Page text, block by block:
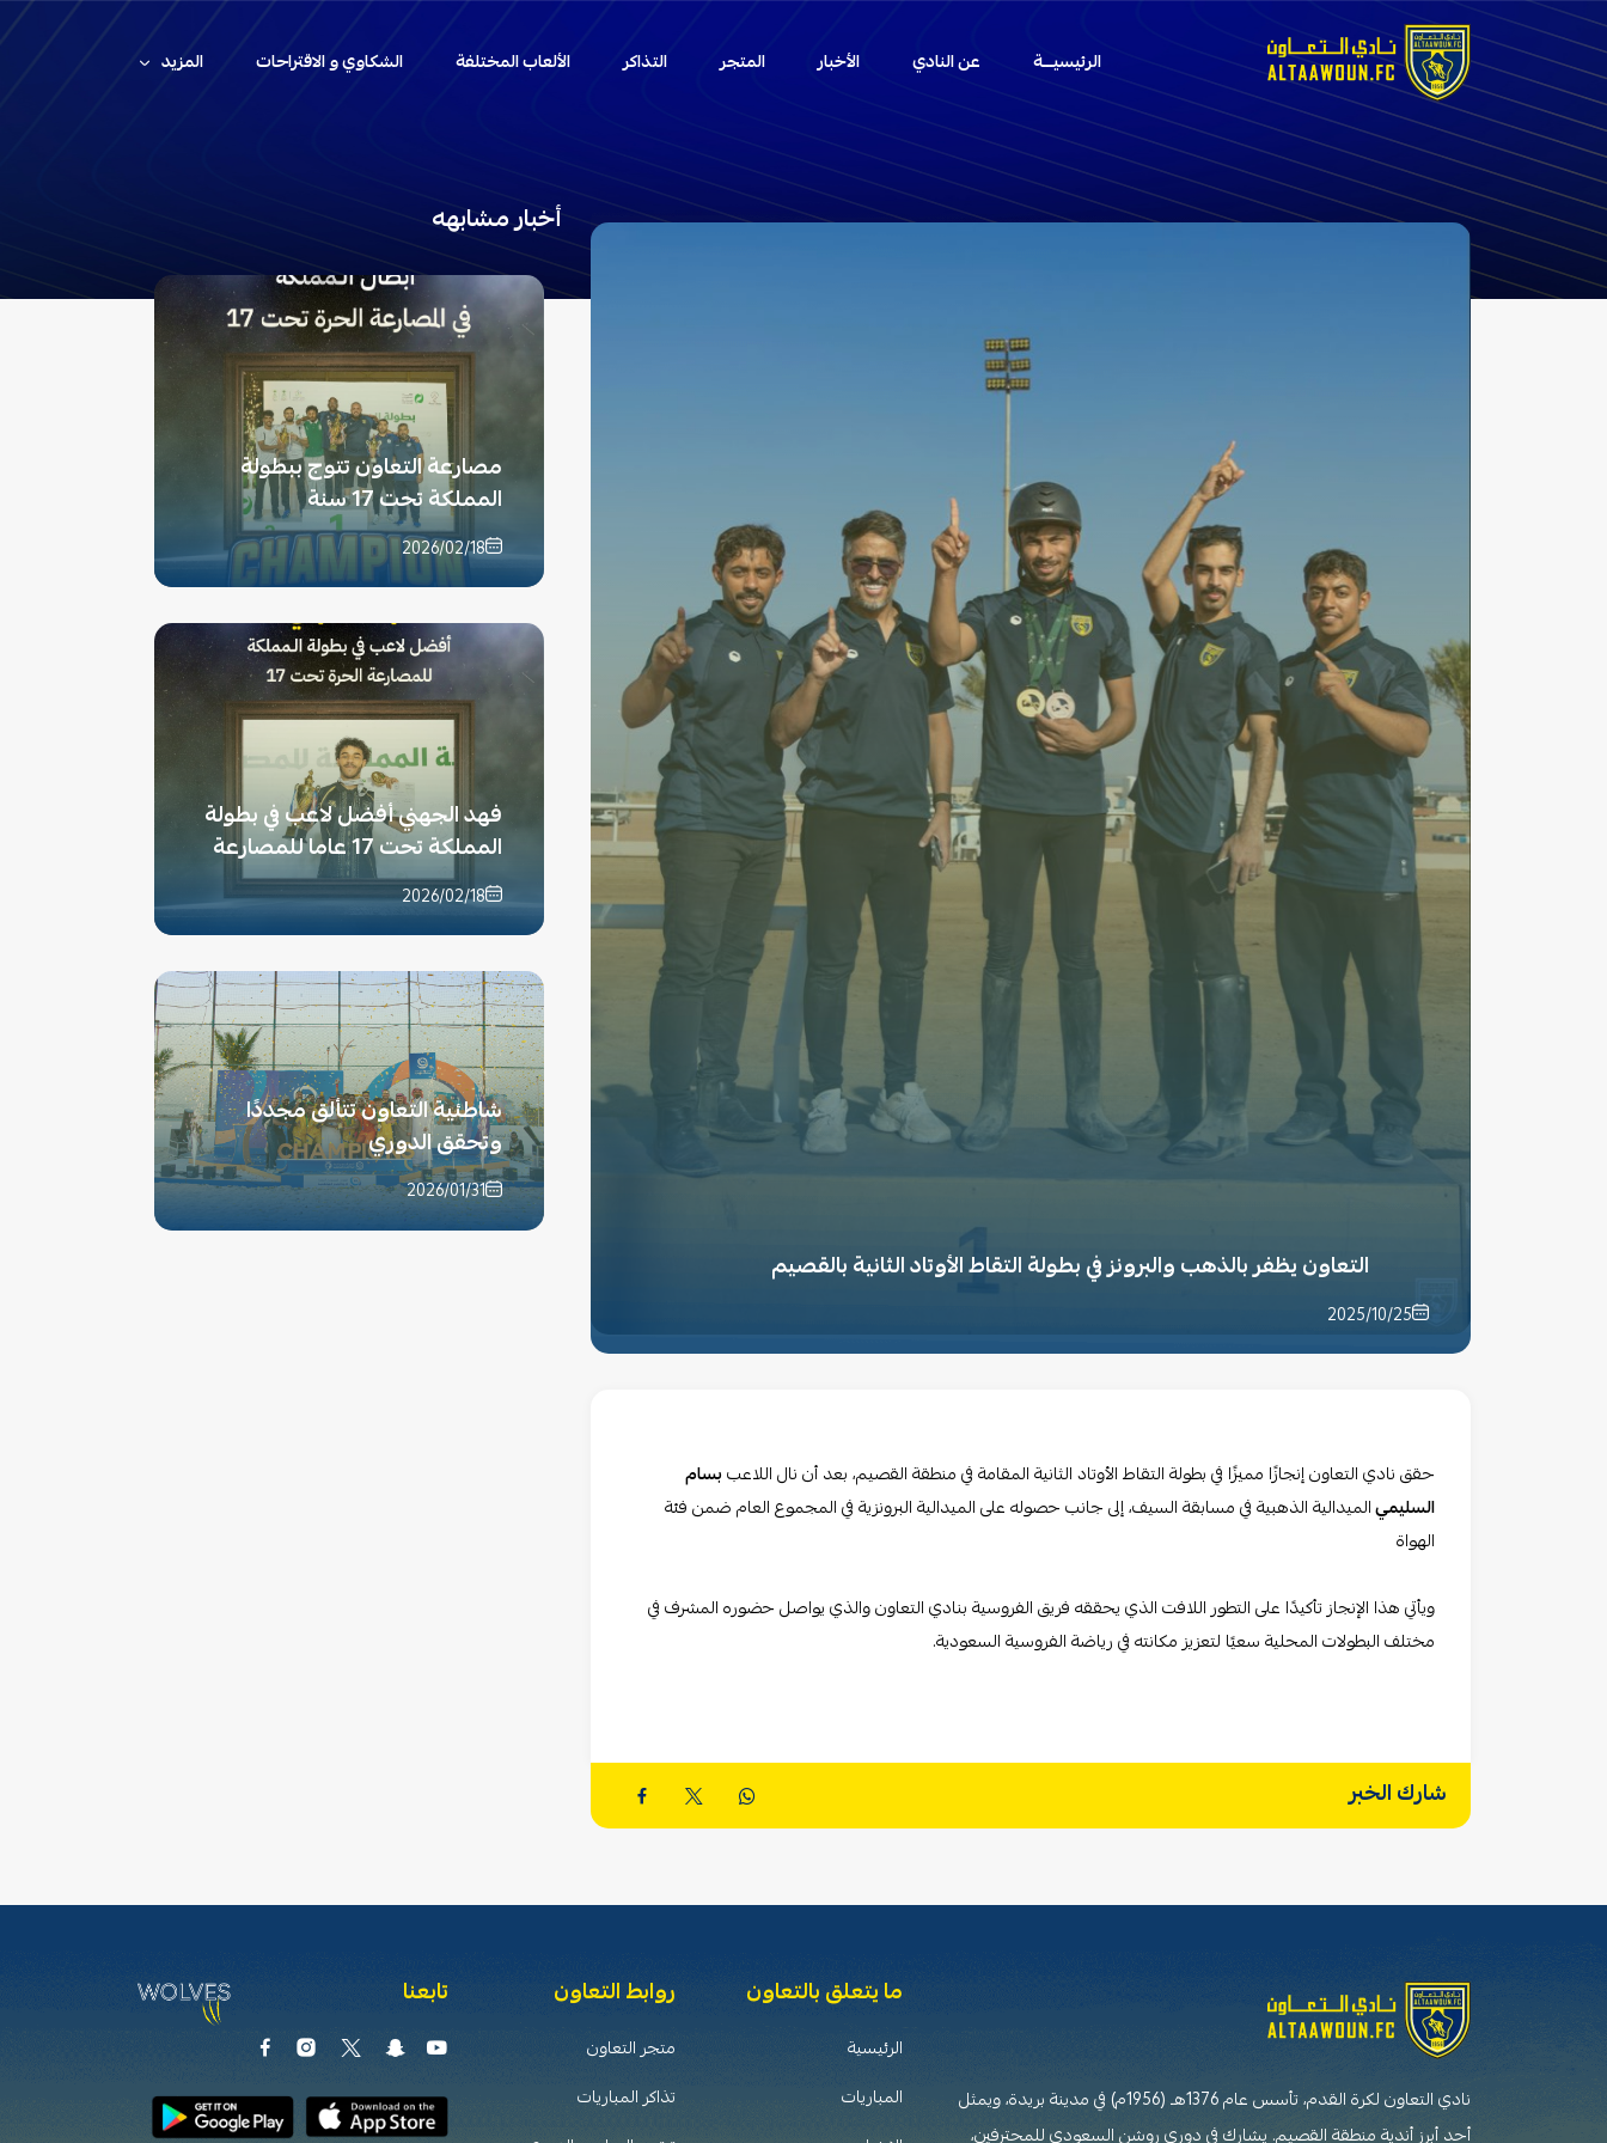
الرئيسيـــة عن النادي الأخبار المتجر التذاكر الألعاب المختلفة الشكاوي و الاقتراحات المزيد
التعاون يظفر بالذهب والبرونز في بطولة التقاط الأوتاد الثانية بالقصيم
2025/10/25
حقق نادي التعاون إنجازًا مميزًا في بطولة التقاط الأوتاد الثانية المقامة في منطقة القصيم، بعد أن نال اللاعببسام
السليميالميدالية الذهبية في مسابقة السيف، إلى جانب حصوله على الميدالية البرونزية في المجموع العام ضمن فئة
الهواة
ويأتي هذا الإنجاز تأكيدًا على التطور اللافت الذي يحققه فريق الفروسية بنادي التعاون والذي يواصل حضوره المشرف في
مختلف البطولات المحلية سعيًا لتعزيز مكانته في رياضة الفروسية السعودية.
شارك الخبر
أخبار مشابهه
مصارعة التعاون تتوج ببطولة
المملكة تحت 17 سنة
2026/02/18
فهد الجهني أفضل لاعب في بطولة
المملكة تحت 17 عاما للمصارعة
2026/02/18
شاطئية التعاون تتألق مجددًا
وتحقق الدوري
2026/01/31
نادي التعاون لكرة القدم، تأسس عام 1376هـ (1956م) في مدينة بريدة، ويمثل
أحد أبرز أندية منطقة القصيم. يشارك في دوري روشن السعودي للمحترفين،
ما يتعلق بالتعاون
الرئيسية
المباريات
روابط التعاون
متجر التعاون
تذاكر المباريات
تابعنا